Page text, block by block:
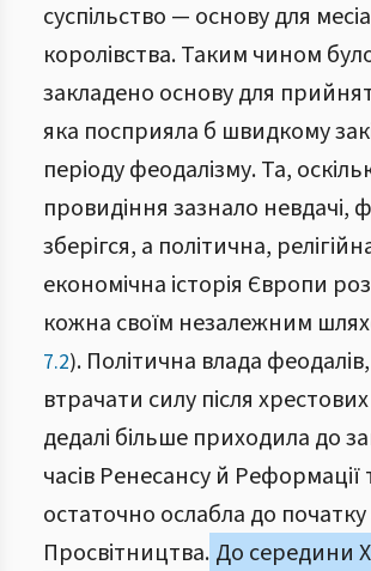
суспільство — основу для
королівства. Таким чином
закладено основу для
яка посприяла б швидкому
періоду феодалізму. Та,
провидіння зазнало невдачі,
зберігся, а політична,
економічна історія Європи
кожна своїм незалежним
7.2). Політична влада
втрачати силу після
дедалі більше приходила до
часів Ренесансу й Реформації
остаточно ослабла до
Просвітництва. До середини